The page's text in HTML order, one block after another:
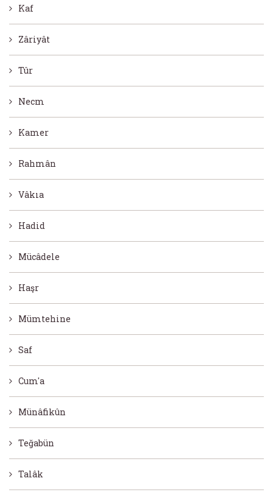
Kaf
Zâriyât
Tûr
Necm
Kamer
Rahmân
Vâkıa
Hadid
Mücâdele
Haşr
Mümtehine
Saf
Cum'a
Münâfikûn
Teğabün
Talâk